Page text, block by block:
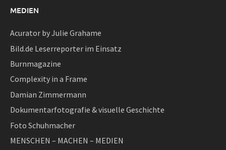
MEDIEN
Acurator by Julie Grahame
Bild.de Leserreporter im Einsatz
Burnmagazine
Complexity in a Frame
Damian Zimmermann
Dokumentarfotografie & visuelle Geschichte
Foto Schuhmacher
MENSCHEN – MACHEN – MEDIEN